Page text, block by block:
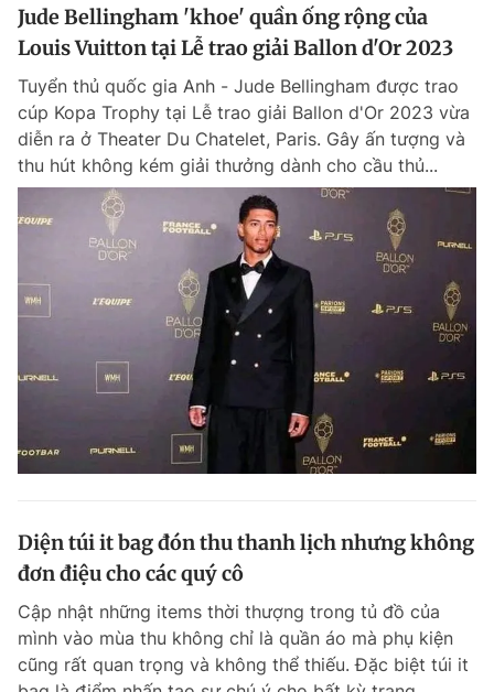
Jude Bellingham 'khoe' quần ống rộng của
Louis Vuitton tại Lễ trao giải Ballon d'Or 2023
Tuyển thủ quốc gia Anh - Jude Bellingham được trao
cúp Kopa Trophy tại Lễ trao giải Ballon d'Or 2023 vừa
diễn ra ở Theater Du Chatelet, Paris. Gây ấn tượng và
thu hút không kém giải thưởng dành cho cầu thủ...
Diện túi it bag đón thu thanh lịch nhưng không
đơn điệu cho các quý cô
Cập nhật những items thời thượng trong tủ đồ của
mình vào mùa thu không chỉ là quần áo mà phụ kiện
cũng rất quan trọng và không thể thiếu. Đặc biệt túi it